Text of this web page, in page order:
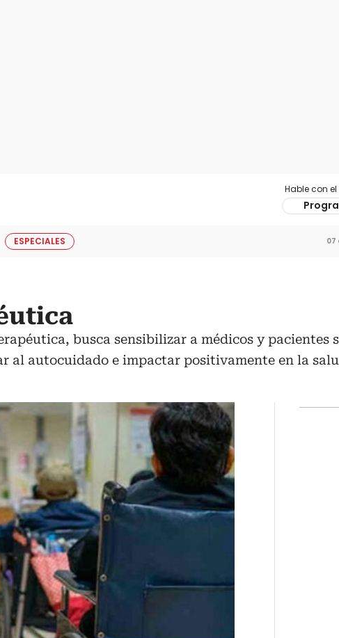
Hable con el
ESPECIALES 07
busca sensibilizar a médicos y pacientes
al autocuidado e impactar positivamente en la